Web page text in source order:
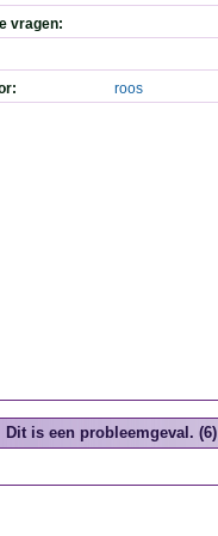
vragen:
roos
Dit is een probleemgeval. (6)